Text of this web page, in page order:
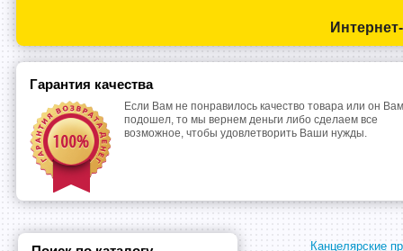
Гарантия качества
Если Вам не понравилось качество товара или он
подошел, то мы вернем деньги либо сделаем все
возможное, чтобы удовлетворить Ваши нужды.
Канцелярские